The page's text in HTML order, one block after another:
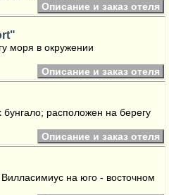
Описание и заказ отеля
моря в окружении
Описание и заказ отеля
расположен на берегу
Описание и заказ отеля
на юго - восточном